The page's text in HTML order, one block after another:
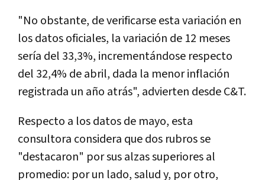
"No obstante, de verificarse esta variación en
los datos oficiales, la variación de 12 meses
sería del 33,3%, incrementándose respecto
del 32,4% de abril, dada la menor inflación
registrada un año atrás", advierten desde C&T.
Respecto a los datos de mayo, esta
consultora considera que dos rubros se
"destacaron" por sus alzas superiores al
promedio: por un lado, salud y, por otro,